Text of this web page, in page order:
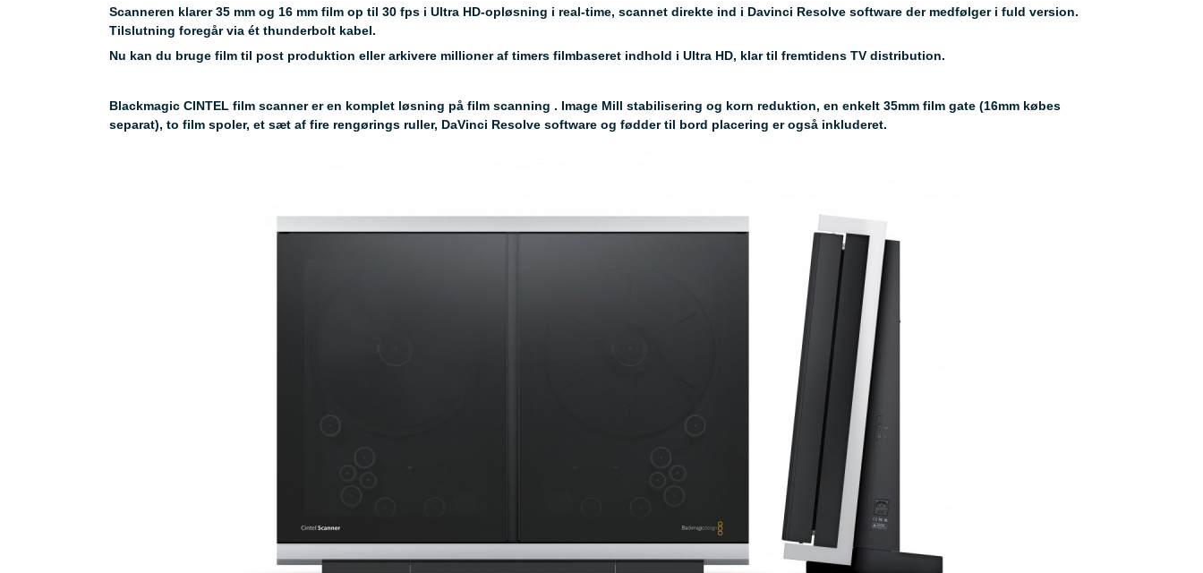
Scanneren klarer 35 mm og 16 mm film op til 30 fps i Ultra HD-opløsning i real-time, scannet direkte ind i Davinci Resolve software der medfølger i fuld version.
Tilslutning foregår via ét thunderbolt kabel.
Nu kan du bruge film til post produktion eller arkivere millioner af timers filmbaseret indhold i Ultra HD, klar til fremtidens TV distribution.
Blackmagic CINTEL film scanner er en komplet løsning på film scanning . Image Mill stabilisering og korn reduktion, en enkelt 35mm film gate (16mm købes
separat), to film spoler, et sæt af fire rengørings ruller, DaVinci Resolve software og fødder til bord placering er også inkluderet.